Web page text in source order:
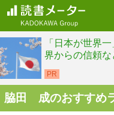
脇田 成のおすすめ